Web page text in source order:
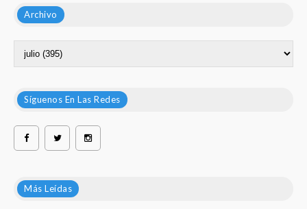
Archivo
Síguenos En Las Redes
Más Leídas